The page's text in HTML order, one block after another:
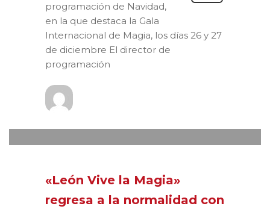
programación de Navidad,
en la que destaca la Gala
Internacional de Magia, los días 26 y 27
de diciembre El director de
programación
«León Vive la Magia»
regresa a la normalidad con